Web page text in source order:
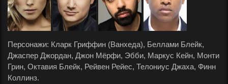
Персонажи: Кларк Гриффин (Ванхеда), Беллами Блейк,
Джаспер Джордан, Джон Мёрфи, Эбби, Маркус Кейн, Монти
Грин, Октавия Блейк, Рейвен Рейес, Телониус Джаха, Финн
Коллинз.